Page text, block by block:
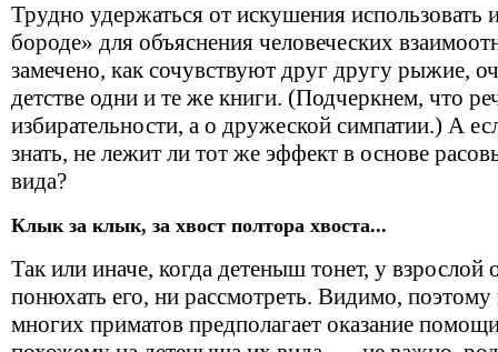
Трудно удержаться от искушения использовать
бороде» для объяснения человеческих
замечено, как сочувствуют друг другу рыжие,
детстве одни и те же книги. (Подчеркнем, что
избирательности, а о дружеской симпатии.) А
знать, не лежит ли тот же эффект в основе
вида?
Клык за клык, за хвост полтора хвоста...
Так или иначе, когда детеныш тонет, у
понюхать его, ни рассмотреть. Видимо,
многих приматов предполагает оказание